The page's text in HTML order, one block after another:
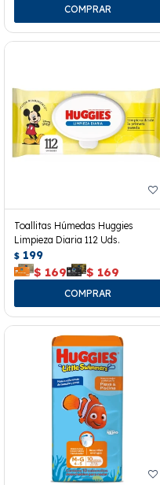
Toallitas Húmedas Huggies
Limpieza Diaria 112 Uds.
$ 199
$ 169 $ 169